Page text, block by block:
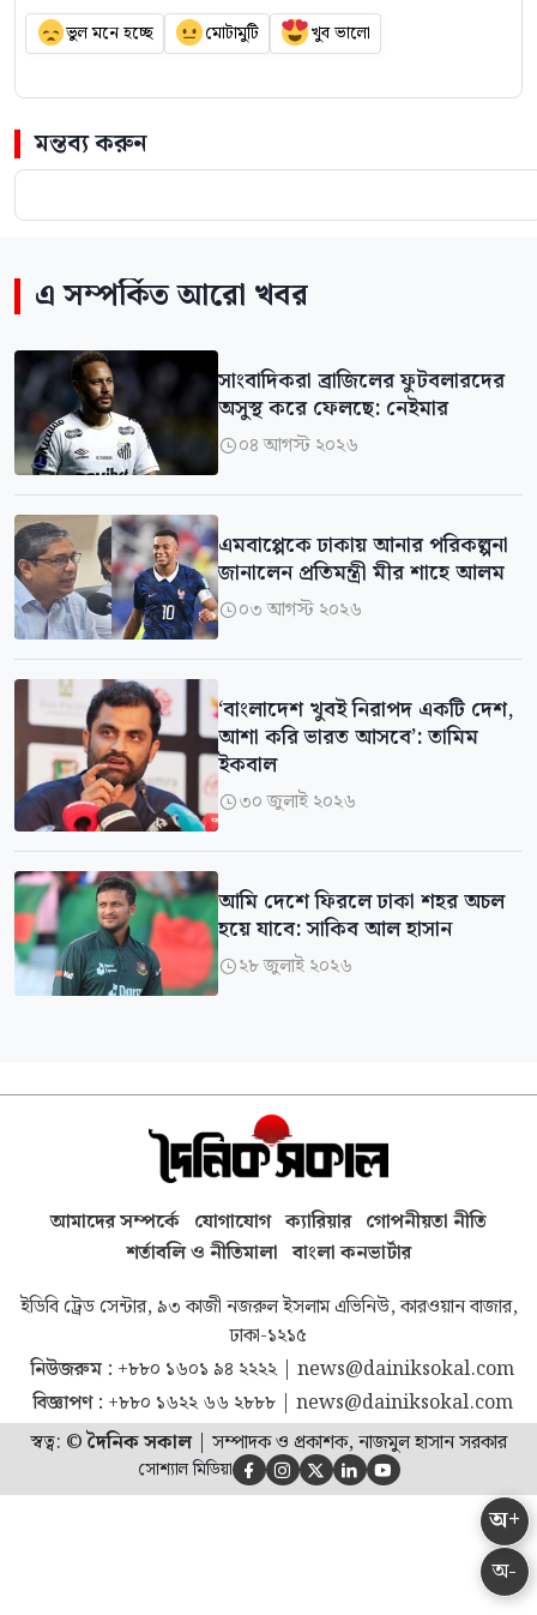
ভুল মনে হচ্ছে মোটামুটি খুব ভালো
মন্তব্য করুন
এ সম্পর্কিত আরো খবর
সাংবাদিকরা ব্রাজিলের ফুটবলারদের
অসুস্থ করে ফেলছে: নেইমার
০৪ আগস্ট ২০২৬
এমবাপ্পেকে ঢাকায় আনার পরিকল্পনা
জানালেন প্রতিমন্ত্রী মীর শাহে আলম
০৩ আগস্ট ২০২৬
‘বাংলাদেশ খুবই নিরাপদ একটি দেশ,
আশা করি ভারত আসবে’: তামিম
ইকবাল
৩০ জুলাই ২০২৬
আমি দেশে ফিরলে ঢাকা শহর অচল
হয়ে যাবে: সাকিব আল হাসান
২৮ জুলাই ২০২৬
অ-
অ+
আমাদের সম্পর্কে যোগাযোগ ক্যারিয়ার গোপনীয়তা নীতি
শর্তাবলি ও নীতিমালা বাংলা কনভার্টার
ইডিবি ট্রেড সেন্টার, ৯৩ কাজী নজরুল ইসলাম এভিনিউ, কারওয়ান বাজার,
ঢাকা-১২১৫
নিউজরুম : +৮৮০ ১৬০১ ৯৪ ২২২২| news@dainiksokal.com
বিজ্ঞাপণ : +৮৮০ ১৬২২ ৬৬ ২৮৮৮| news@dainiksokal.com
স্বত্ব: ©দৈনিক সকাল| সম্পাদক ও প্রকাশক, নাজমুল হাসান সরকার
সোশ্যাল মিডিয়া     